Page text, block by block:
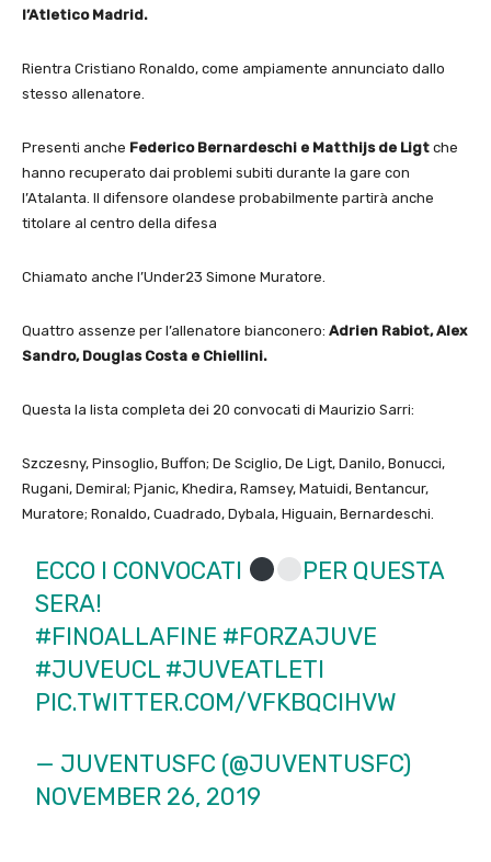
l’Atletico Madrid.
Rientra Cristiano Ronaldo, come ampiamente annunciato dallo
stesso allenatore.
Presenti anche Federico Bernardeschi e Matthijs de Ligt che
hanno recuperato dai problemi subiti durante la gare con
l’Atalanta. Il difensore olandese probabilmente partirà anche
titolare al centro della difesa
Chiamato anche l’Under23 Simone Muratore.
Quattro assenze per l’allenatore bianconero: Adrien Rabiot, Alex
Sandro, Douglas Costa e Chiellini.
Questa la lista completa dei 20 convocati di Maurizio Sarri:
Szczesny, Pinsoglio, Buffon; De Sciglio, De Ligt, Danilo, Bonucci,
Rugani, Demiral; Pjanic, Khedira, Ramsey, Matuidi, Bentancur,
Muratore; Ronaldo, Cuadrado, Dybala, Higuain, Bernardeschi.
ECCO I CONVOCATI
PER QUESTA
SERA!
#️FINOALLAFINE #FORZAJUVE
#JUVEUCL #JUVEATLETI
PIC.TWITTER.COM/VFKBQCIHVW
— JUVENTUSFC (@JUVENTUSFC)
NOVEMBER 26, 2019